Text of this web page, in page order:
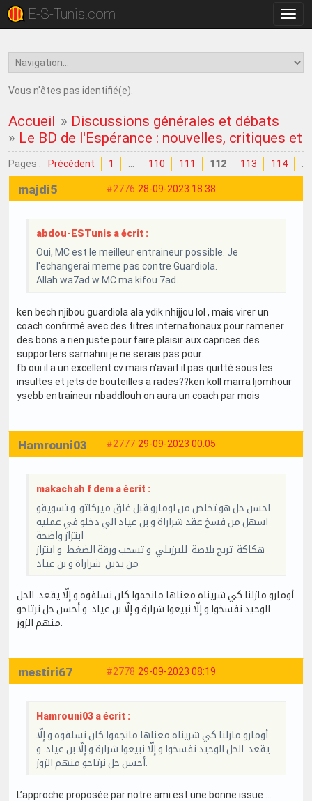
la
E-S-Tunis.com
Vous n'êtes pas identifié(e).
Accueil » Discussions générales et débats
» Le BD de l'Espérance : nouvelles, critiques et
Pages : Précédent 1 110 111 112 113 114
#2776 28-09-2023 18:38
majdi5
abdou-ESTunis a écrit :
Oui, MC est le meilleur entraineur possible. Je
l'echangerai meme pas contre Guardiola.
Allah wa7ad w MC ma kifou 7ad.
ken bech njibou guardiola ala ydik nhijjou lol , mais virer un
coach confirmé avec des titres internationaux pour ramener
des bons a rien juste pour faire plaisir aux caprices des
supporters samahni je ne serais pas pour.
fb oui il a un excellent cv mais n'avait il pas quitté sous les
insultes et jets de bouteilles a rades??ken koll marra ljomhour
ysebb entraineur nbaddlouh on aura un coach par mois
#2777 29-09-2023 00:05
Hamrouni03
makachah f dem a écrit :
احسن حل هو تخلص من اومارو قبل غلق ميركاتو و تسويقو
اسهل من فسخ عقد شراراة و بن عياد الي دخلو في عملية
ابتزاز واضحة
هكاكة تربح بلاصة للبرزيلي و تسحب ورقة الضغط و ابتزاز
من يدين شراراة و بن عياد
أومارو مازلنا كي شريناه معناها مانجموا كان نسلفوه و إلّا يقعد. الحل
الوحيد نفسخوا و إلّا نبيعوا شرارة و إلّا بن عياد. و أحسن حل نرتاحو
منهم الزوز.
#2778 29-09-2023 08:19
mestiri67
Hamrouni03 a écrit :
أومارو مازلنا كي شريناه معناها مانجموا كان نسلفوه و إلّا
يقعد. الحل الوحيد نفسخوا و إلّا نبيعوا شرارة و إلّا بن عياد. و
أحسن حل نرتاحو منهم الزوز.
L’approche proposée par notre ami est une bonne issue …